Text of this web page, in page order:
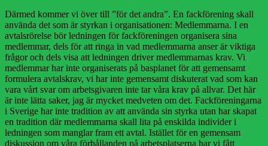
Därmed kommer vi över till ”för det andra”. En fackförening skall
använda det som är styrkan i organisationen: Medlemmarna. I en
avtalsrörelse bör ledningen för fackföreningen organisera sina
medlemmar, dels för att ringa in vad medlemmarna anser är viktiga
frågor och dels visa att ledningen driver medlemmarnas krav. Vi
medlemmar har inte organiserats på basplanet för att gemensamt
formulera avtalskrav, vi har inte gemensamt diskuterat vad som kan
vara vårt svar om arbetsgivaren inte tar våra krav på allvar. Det här
är inte lätta saker, jag är mycket medveten om det. Fackföreningarna
i Sverige har inte tradition av att använda sin styrka utan har skapat
en tradition där medlemmarna skall lita på enskilda individer i
ledningen som manglar fram ett avtal. Istället för en gemensam
diskussion om våra förhållanden på arbetsplatserna har vi fått